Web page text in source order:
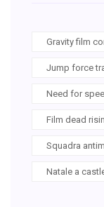
Gravity film
Jump force
Need for
Film dead
Squadra
Natale a